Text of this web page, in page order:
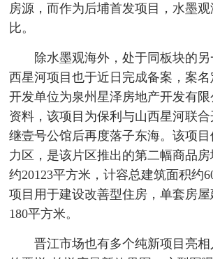
房源，而作为后埔首发项目，水墨
比。
除水墨观海外，处于同板块的
西星河项目也于近日完成备案，案
开发单位为泉州星泽房地产开发有
资料，该项目为保利与山西星河联合
继壹号公馆后再度落子东海。该项
力区，是该片区推出的第二幅商品
约20123平方米，计容总建筑面积约
项目用于建设改善型住房，单套房
180平方米。
晋江市场也有多个纯新项目亮